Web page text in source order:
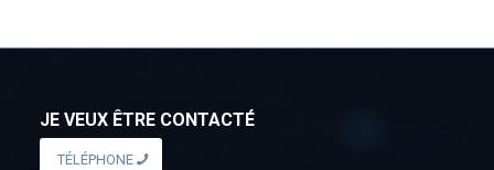
JE VEUX ÊTRE CONTACTÉ
TÉLÉPHONE